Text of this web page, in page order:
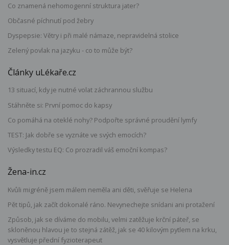
Co znamená nehomogenní struktura jater?
Občasné píchnutí pod žebry
Dyspepsie: Větry i při malé námaze, nepravidelná stolice
Zelený povlak na jazyku - co to může být?
Články uLékaře.cz
13 situací, kdy je nutné volat záchrannou službu
Stáhněte si: První pomoc do kapsy
Co pomáhá na oteklé nohy? Podpořte správné proudění lymfy
TEST: Jak dobře se vyznáte ve svých emocích?
Výsledky testu EQ: Co prozradil váš emoční kompas?
Žena-in.cz
Kvůli migréně jsem málem neměla ani děti, svěřuje se Helena
Pět tipů, jak začít dokonalé ráno. Nevynechejte snídani ani protažení
Způsob, jak se díváme do mobilu, velmi zatěžuje krční páteř, se
skloněnou hlavou je to stejná zátěž, jak se 40 kilovým pytlem na krku,
vysvětluje přední fyzioterapeut